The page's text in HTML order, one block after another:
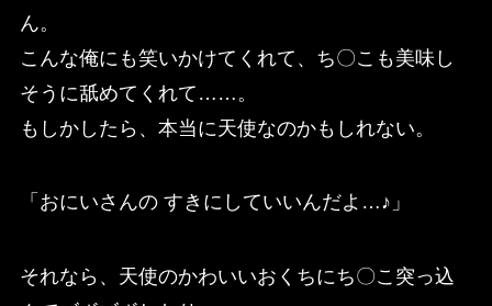
ん。
こんな俺にも笑いかけてくれて、ち〇こも美味し
そうに舐めてくれて……。
もしかしたら、本当に天使なのかもしれない。
「おにいさんの すきにしていいんだよ…♪」
それなら、天使のかわいいおくちにち〇こ突っ込